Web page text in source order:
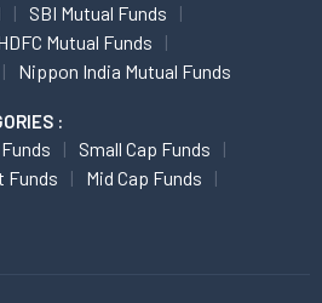
SBI Mutual Funds
Mutual Funds
Nippon India Mutual Funds
:
Small Cap Funds
Funds
Mid Cap Funds